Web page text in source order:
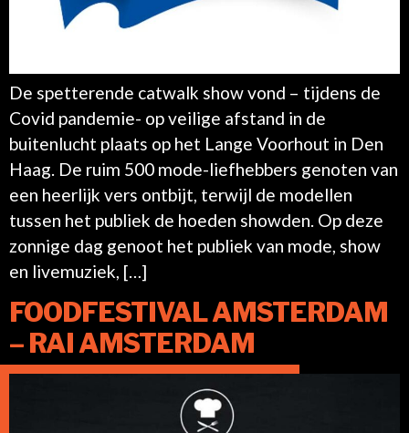
De spetterende catwalk show vond – tijdens de
Covid pandemie- op veilige afstand in de
buitenlucht plaats op het Lange Voorhout in Den
Haag. De ruim 500 mode-liefhebbers genoten van
een heerlijk vers ontbijt, terwijl de modellen
tussen het publiek de hoeden showden. Op deze
zonnige dag genoot het publiek van mode, show
en livemuziek, […]
FOODFESTIVAL AMSTERDAM
– RAI AMSTERDAM